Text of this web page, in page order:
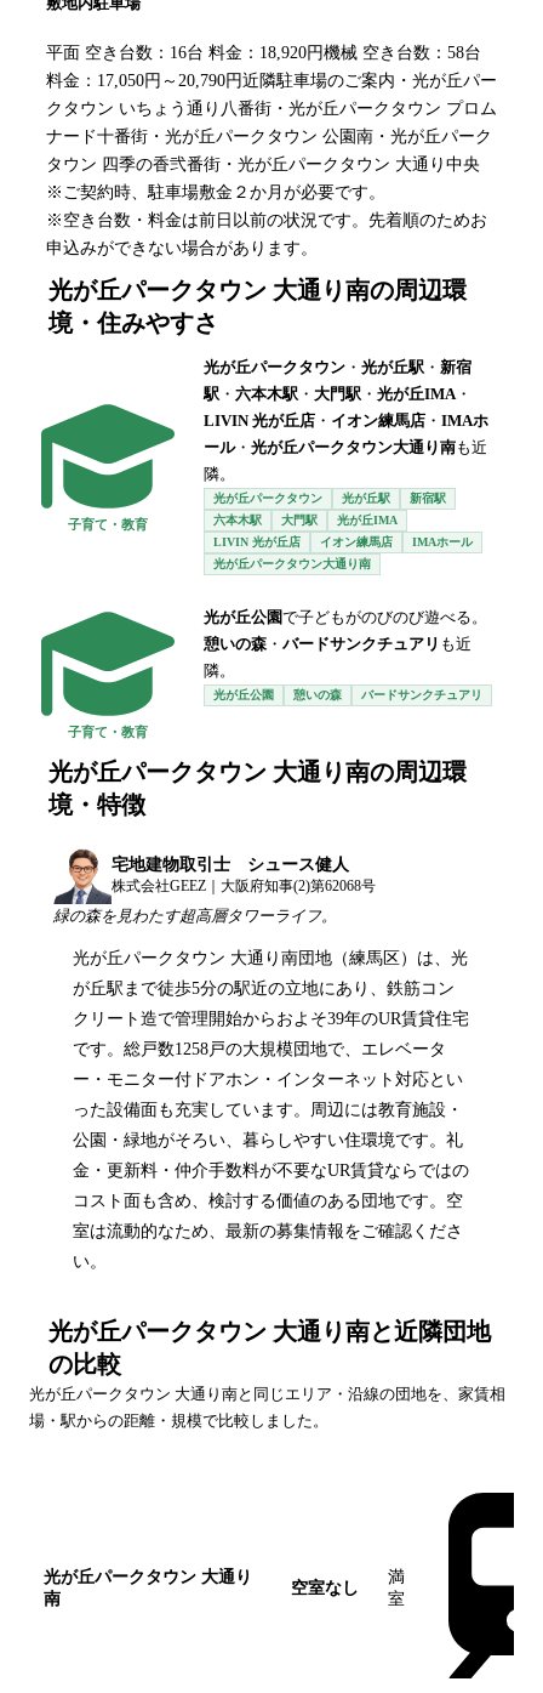
平面 空き台数：16台 料金：18,920円機械 空き台数：58台
料金：17,050円～20,790円近隣駐車場のご案内・光が丘パー
クタウン いちょう通り八番街・光が丘パークタウン プロム
ナード十番街・光が丘パークタウン 公園南・光が丘パーク
タウン 四季の香弐番街・光が丘パークタウン 大通り中央
※ご契約時、駐車場敷金２か月が必要です。
※空き台数・料金は前日以前の状況です。先着順のためお
申込みができない場合があります。
光が丘パークタウン 大通り南の周辺環
境・住みやすさ
子育て・教育
光が丘パークタウン ・ 光が丘駅 ・ 新宿
駅 ・ 六本木駅 ・ 大門駅 ・ 光が丘IMA・
LIVIN 光が丘店 ・ イオン練馬店 ・ IMAホ
ール・ 光が丘パークタウン大通り南も近
隣。
光が丘パークタウン 光が丘駅
新宿駅
六本木駅
大門駅
光が丘IMA
LIVIN 光が丘店
イオン練馬店
IMAホール
光が丘パークタウン大通り南
子育て・教育
光が丘公園で子どもがのびのび遊べる。
憩いの森 ・ バードサンクチュアリ も近
隣。
光が丘公園 憩いの森 バードサンクチュアリ
光が丘パークタウン 大通り南の周辺環
境・特徴
宅地建物取引士 シュース健人
株式会社GEEZ｜大阪府知事(2)第62068号
緑の森を見わたす超高層タワーライフ。
光が丘パークタウン 大通り南団地（練馬区）は、光
が丘駅まで徒歩5分の駅近の立地にあり、鉄筋コン
クリート造で管理開始からおよそ39年のUR賃貸住宅
です。総戸数1258戸の大規模団地で、エレベータ
ー・モニター付ドアホン・インターネット対応とい
った設備面も充実しています。周辺には教育施設・
公園・緑地がそろい、暮らしやすい住環境です。礼
金・更新料・仲介手数料が不要なUR賃貸ならではの
コスト面も含め、検討する価値のある団地です。空
室は流動的なため、最新の募集情報をご確認くださ
い。
光が丘パークタウン 大通り南と近隣団地
の比較
光が丘パークタウン 大通り南と同じエリア・沿線の団地を、家賃相
場・駅からの距離・規模で比較しました。
光が丘パークタウン 大通り
南
空室なし
満
室